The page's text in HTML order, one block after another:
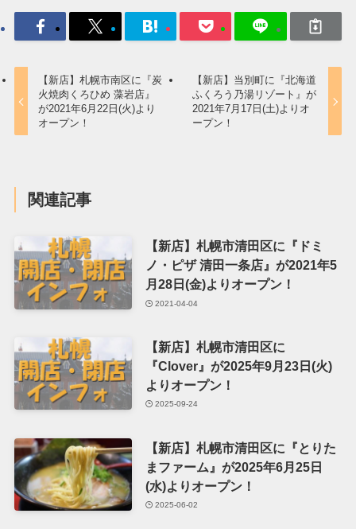
【新店】札幌市南区に『炭
火焼肉くろひめ 藻岩店』
が2021年6月22日(火)より
オープン！
【新店】当別町に『北海道
ふくろう乃湯リゾート』が
2021年7月17日(土)よりオ
ープン！
関連記事
【新店】札幌市清田区に『ドミ
ノ・ピザ 清田一条店』が2021年5
月28日(金)よりオープン！
2021-04-04
【新店】札幌市清田区に
『Clover』が2025年9月23日(火)
よりオープン！
2025-09-24
【新店】札幌市清田区に『とりた
まファーム』が2025年6月25日
(水)よりオープン！
2025-06-02